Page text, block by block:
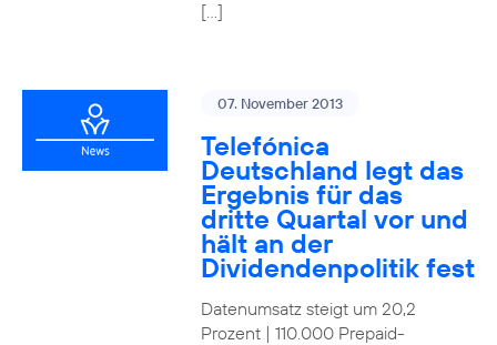
[…]
07. November 2013
Telefónica
Deutschland legt das
Ergebnis für das
dritte Quartal vor und
hält an der
Dividendenpolitik fest
Datenumsatz steigt um 20,2
Prozent | 110.000 Prepaid-